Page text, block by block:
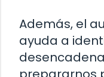
Además, el
ayuda a